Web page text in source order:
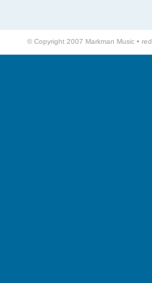
© Copyright 2007 Markman Music •